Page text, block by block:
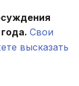
Свои
высказать